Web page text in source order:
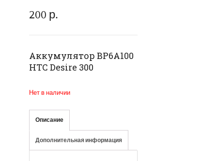
200 р.
Аккумулятор BP6A100
HTC Desire 300
Нет в наличии
Описание
Дополнительная информация